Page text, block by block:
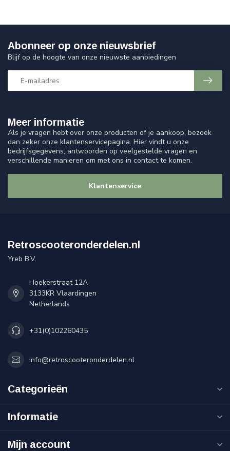
Meer informatie
Als je vragen hebt over onze producten of je aankoop, bezoek
dan zeker onze klantenservicepagina. Hier vindt u onze
bedrijfsgegevens, antwoorden op veelgestelde vragen en
verschillende manieren om met ons in contact te komen.
Klantenservice
Abonneer op onze nieuwsbrief
Blijf op de hoogte van onze nieuwste aanbiedingen
Retroscooteronderdelen.nl
Yreb B.V.
Hoekerstraat 12A
3133KR Vlaardingen
Netherlands
+31(0)102260435
info@retroscooteronderdelen.nl
Categorieën
Informatie
Mijn account